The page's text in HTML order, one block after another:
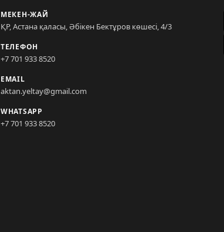
МЕКЕН-ЖАЙ
ҚР, Астана қаласы, Әбікен Бектұров көшесі, 4/3
ТЕЛЕФОН
+7 701 933 8520
EMAIL
aktan.yeltay@gmail.com
WHATSAPP
+7 701 933 8520